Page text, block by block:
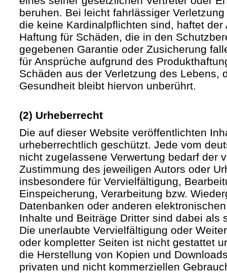
beruhen. Bei leicht fahrlässiger
die keine Kardinalpflichten sind, haftet der
Haftung für Schäden, die in den
gegebenen Garantie oder Zusicherung
für Ansprüche aufgrund des
Schäden aus der Verletzung des Lebens,
Gesundheit bleibt hiervon unberührt.
(2) Urheberrecht
Die auf dieser Website veröffentlichten
urheberrechtlich geschützt. Jede vom
nicht zugelassene Verwertung bedarf der
Zustimmung des jeweiligen Autors oder
insbesondere für Vervielfältigung,
Einspeicherung, Verarbeitung bzw.
Datenbanken oder anderen
Inhalte und Beiträge Dritter sind dabei als
Die unerlaubte Vervielfältigung oder
oder kompletter Seiten ist nicht gestattet
die Herstellung von Kopien und
privaten und nicht kommerziellen